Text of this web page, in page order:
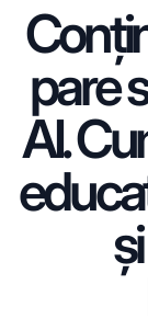
pare
AI.